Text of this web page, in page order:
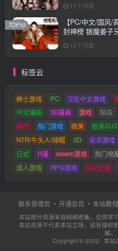
11个月前
【PC/中文/国风
封神榜 银魔姜子
+62.02G
10个月前
TOP10
标签云
绅士游戏 PC 汉化中文游戏
中文漫画
3D漫画 游戏 SLG
熱門
热门游戏 欧美 欧美SLG
NTR/牛头人/绿帽
2D 安卓游戏
日式
H漫 steam游戏 热门电
成人游戏
RPG游戏 AI汉化版
联系管理员 开通会员 本站教程
本站部分资源来自网络收集，仅供学
本站资源不代表本站立场，如有侵权
解。
Copyright © 2022 · 本站